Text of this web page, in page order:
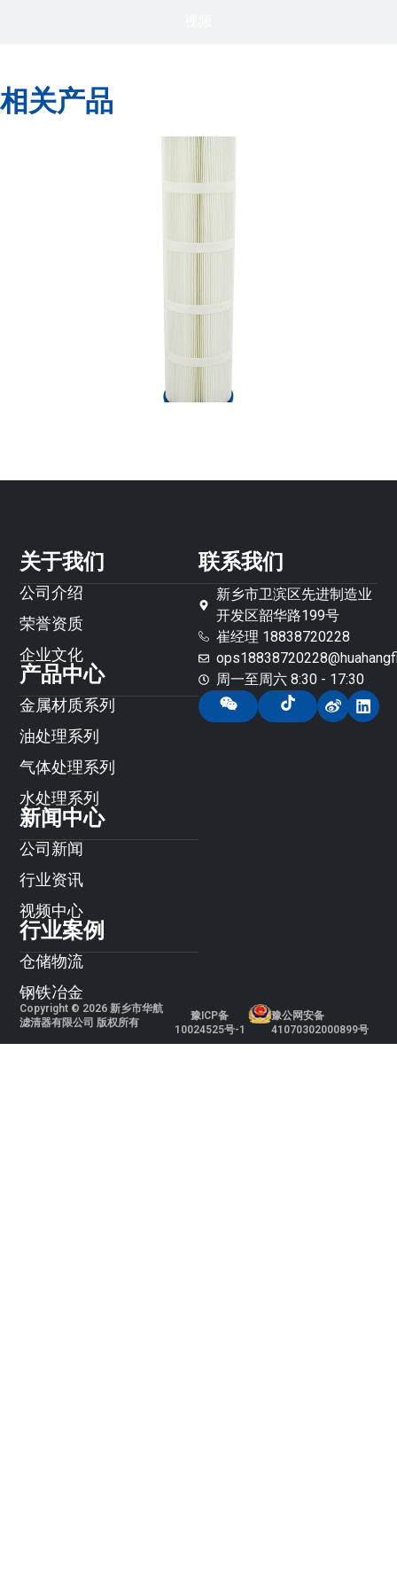
相关产品
关于我们
公司介绍
荣誉资质
企业文化
产品中心
金属材质系列
油处理系列
气体处理系列
水处理系列
新闻中心
公司新闻
行业资讯
视频中心
行业案例
仓储物流
钢铁冶金
联系我们
新乡市卫滨区先进制造业
开发区韶华路199号
崔经理 18838720228
周一至周六 8:30 - 17:30
Copyright © 2026 新乡市华航
滤清器有限公司 版权所有
豫ICP备
10024525号-1
豫公网安备
41070302000899号